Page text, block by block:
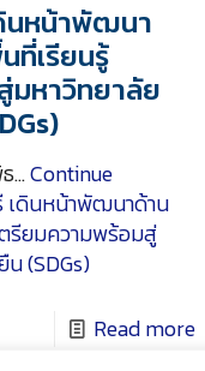
นหน้าพัฒนา
ที่เรียนรู้
มหาวิทยาลัย
…Continue
ดินหน้าพัฒนาด้าน
รียมความพร้อมสู่
(SDGs)
Read more